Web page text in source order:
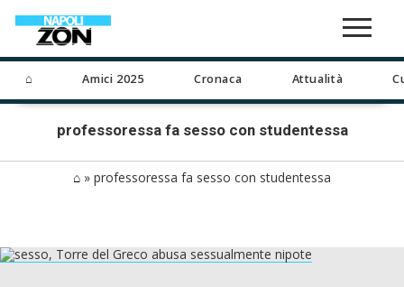
⌂ Amici 2025 Cronaca Attualità
professoressa fa sesso con studentessa
⌂ » professoressa fa sesso con studentessa